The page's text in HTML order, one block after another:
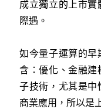
成立獨立的上市實
際遇。
如今量子運算的早
含：優化、金融建
子技術，尤其是中
商業應用，所以是